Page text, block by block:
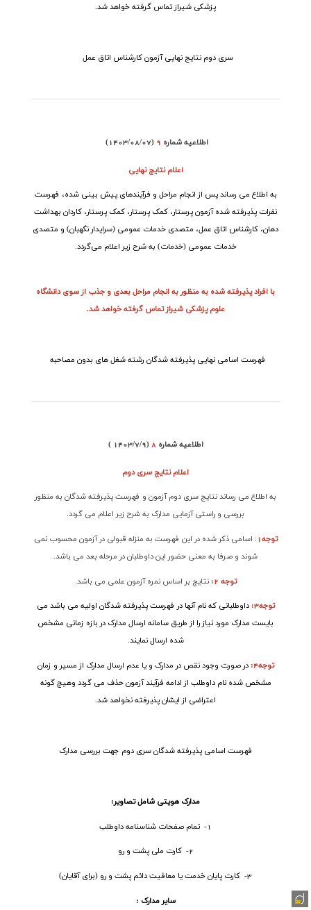
پزشکی شیراز تماس گرفته خواهد شد.
سری دوم نتایج نهایی آزمون کارشناس اتاق عمل
اطلاعیه شماره 9
(1403/08/07)
اعلام نتایج نهایی
به اطلاع می رساند پس از انجام مراحل و فرآیندهای پیش بینی شده، فهرست
نفرات پذیرفته شده آزمونپرستار، کمک پرستار، کمک پرستار، کاردان بهداشت
دهان، کارشناس اتاق عمل، متصدی خدمات عمومی (سرایدار نگهبان) و متصدی
خدمات عمومی (خدمات) به شرح زیر اعلام می‌گردد.
با افراد پذیرفته شده به منظور به انجام مراحل بعدی و جذب از سوی دانشگاه
علوم پزشکی شیراز تماس گرفته خواهد شد.
فهرست اسامی نهایی پذیرفته شدگان رشته شغل های بدون مصاحبه
اطلاعیه شماره8
( 1403/7/9)
اعلام نتایجسری دوم
به اطلاع می رساند نتایج سری دوم آزمون و فهرست پذیرفته شدگان به منظور
بررسی و راستی آزمایی مدارک به شرح زیر اعلام می گردد.
توجه1 : اسامی ذکر شده در این فهرست به منزله قبولی در آزمون محسوب نمی
شوند و صرفا به معنی حضور این داوطلبان در مرحله بعد می باشد.
توجه 2: نتایج بر اساس نمره آزمون علمی می باشد.
توجه3 : داوطلبانی که نام آنها در فهرست پذیرفته شدگان اولیه می باشد می
بایست مدارک مورد نیاز را از طریق سامانه ارسال مدارک در بازه زمانی مشخص
شده ارسال نمایند.
توجه4 : در صورت وجود نقص در مدارک و یا عدم ارسال مدارک از مسیر و زمان
مشخص شده نام داوطلب از ادامه فرآیند آزمون حذف می گردد وهیچ گونه
اعتراضی از ایشان پذیرفته نخواهد شد.
فهرست اسامی پذیرفته شدگان سری دوم جهت بررسی مدارک
مدارک هویتی شامل تصاویر:
1- تمام صفحات شناسنامه داوطلب
2- کارت ملی پشت و رو
3- کارت پایان خدمت یا معافیت دائم پشت و رو (برای آقایان)
سایر مدارک :